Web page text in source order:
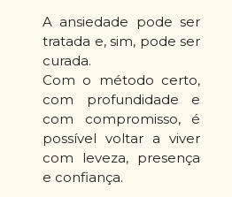
A ansiedade pode ser
tratada e, sim, pode ser
curada.
Com o método certo,
com profundidade e
com compromisso, é
possível voltar a viver
com leveza, presença
e confiança.